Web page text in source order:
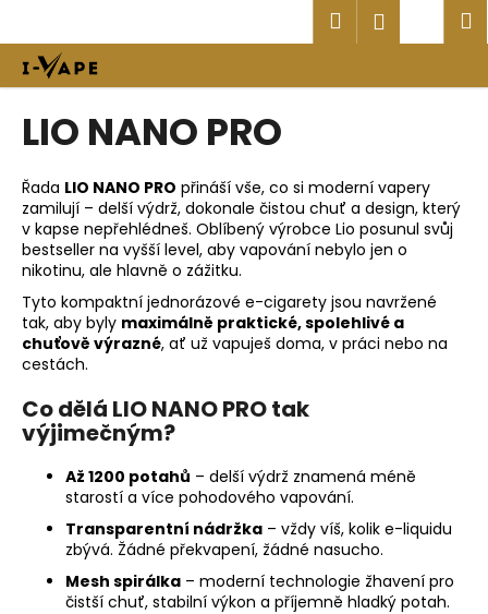
obsah
Hledat
LIO NANO PRO
Řada LIO NANO PRO přináší vše, co si moderní vapery
zamilují – delší výdrž, dokonale čistou chuť a design, který
v kapse nepřehlédneš. Oblíbený výrobce Lio posunul svůj
bestseller na vyšší level, aby vapování nebylo jen o
nikotinu, ale hlavně o zážitku.
Tyto kompaktní jednorázové e-cigarety jsou navržené
tak, aby byly maximálně praktické, spolehlivé a
chuťově výrazné, ať už vapuješ doma, v práci nebo na
cestách.
Co dělá LIO NANO PRO tak
výjimečným?
Až 1200 potahů – delší výdrž znamená méně
starostí a více pohodového vapování.
Transparentní nádržka – vždy víš, kolik e-liquidu
zbývá. Žádné překvapení, žádné nasucho.
Mesh spirálka – moderní technologie žhavení pro
čistší chuť, stabilní výkon a příjemně hladký potah.
o
í
Zpět
Zpět
C
o
p
o
t
ř
e
b
u
j
e
t